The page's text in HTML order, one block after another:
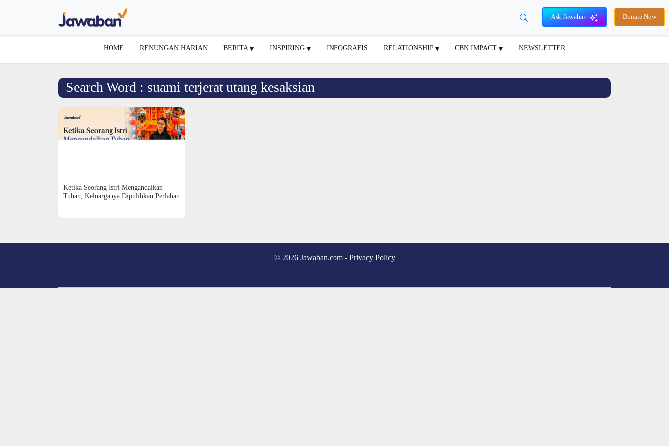
Ask Jawaban Donate Now
HOME RENUNGAN HARIAN BERITA INSPIRING INFOGRAFIS RELATIONSHIP CBN IMPACT NEWSLETTER
Search Word : suami terjerat utang kesaksian
Ketika Seorang Istri Mengandalkan
Tuhan, Keluarganya Dipulihkan Perlahan
© 2026 Jawaban.com - Privacy Policy